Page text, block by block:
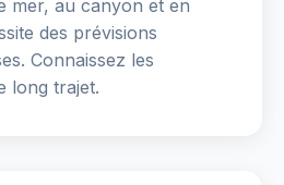
mer, au canyon et en
des prévisions
Connaissez les
long trajet.